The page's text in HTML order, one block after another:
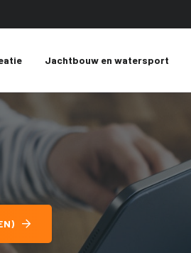
Jachtbouw en watersport